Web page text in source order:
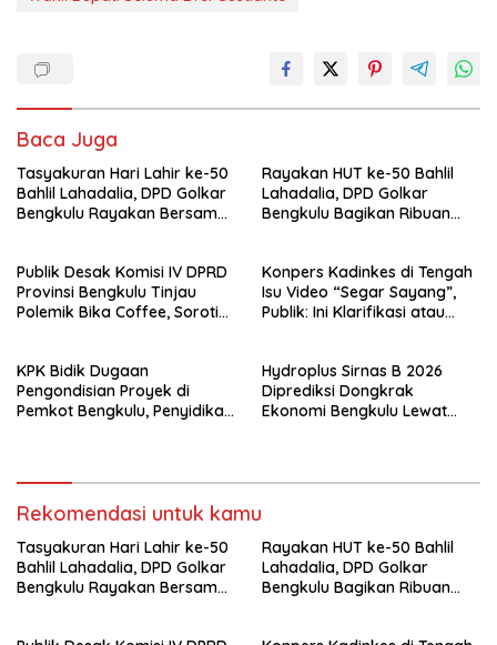
Baca Juga
Tasyakuran Hari Lahir ke-50
Bahlil Lahadalia, DPD Golkar
Bengkulu Rayakan Bersama
Rayakan HUT ke-50 Bahlil
Lahadalia, DPD Golkar
Bengkulu Bagikan Ribuan
Publik Desak Komisi IV DPRD
Provinsi Bengkulu Tinjau
Polemik Bika Coffee, Soroti
Konpers Kadinkes di Tengah
Isu Video “Segar Sayang”,
Publik: Ini Klarifikasi atau
KPK Bidik Dugaan
Pengondisian Proyek di
Pemkot Bengkulu, Penyidikan
Hydroplus Sirnas B 2026
Diprediksi Dongkrak
Ekonomi Bengkulu Lewat
Rekomendasi untuk kamu
Tasyakuran Hari Lahir ke-50
Bahlil Lahadalia, DPD Golkar
Bengkulu Rayakan Bersama
Rayakan HUT ke-50 Bahlil
Lahadalia, DPD Golkar
Bengkulu Bagikan Ribuan